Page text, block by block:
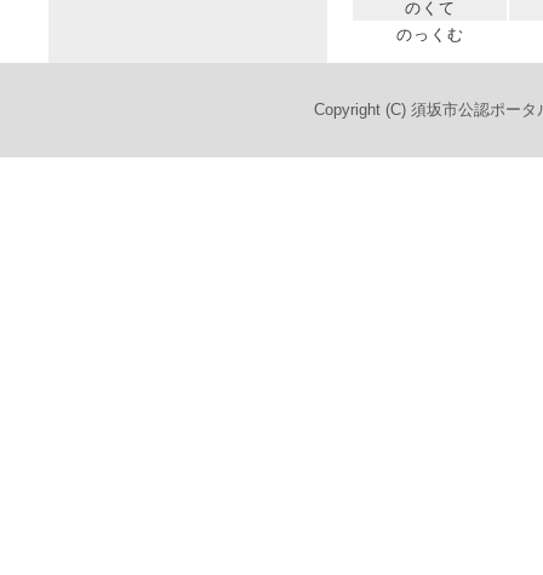
のくて
のっくむ
Copyright (C) 須坂市公認ポー